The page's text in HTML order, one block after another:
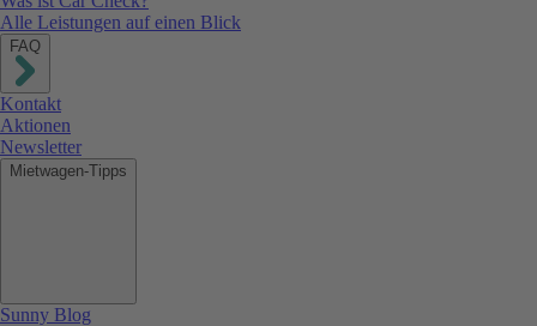
Alle Leistungen auf einen Blick
FAQ
Kontakt
Aktionen
Newsletter
Mietwagen-Tipps
Sunny Blog